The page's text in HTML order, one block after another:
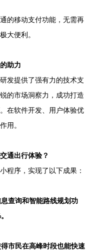
的移动支付功能，无需再
大便利。
助力
发提供了强有力的技术支
的市场洞察力，成功打造
在软件开发、用户体验优
用。
通出行体验？
程序，实现了以下成果：
查询和智能路线规划功
市民在高峰时段也能快速